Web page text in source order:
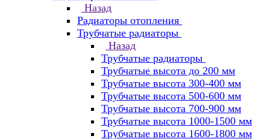
Назад
Радиаторы отопления
Трубчатые радиаторы
Назад
Трубчатые радиаторы
Трубчатые высота до 200 мм
Трубчатые высота 300-400 мм
Трубчатые высота 500-600 мм
Трубчатые высота 700-900 мм
Трубчатые высота 1000-1500 мм
Трубчатые высота 1600-1800 мм